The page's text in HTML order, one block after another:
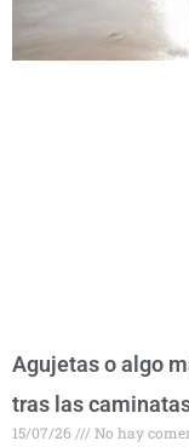
Agujetas o algo
tras las
15/07/26 No hay